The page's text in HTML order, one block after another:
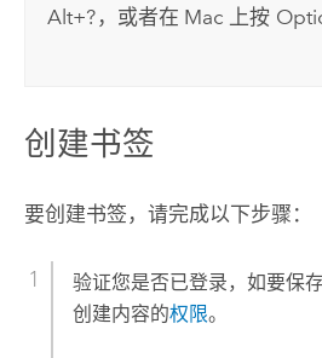
Alt+? ，或者在 Mac 上按
创建书签
要创建书签，请完成以下步骤：
验证您是否已登录，如要保
创建内容的权限。